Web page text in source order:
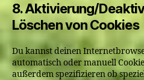
8. Aktivierung/
Löschen von Cookies
Du kannst deinen
automatisch oder manuell
außerdem spezifizieren ob